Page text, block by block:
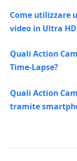
Come utilizzare
video in Ultra HD
Quali Action
Time-Lapse?
Quali Action
tramite